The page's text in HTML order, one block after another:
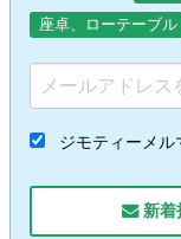
座卓、ローテーブル
ジモティーメル
新着